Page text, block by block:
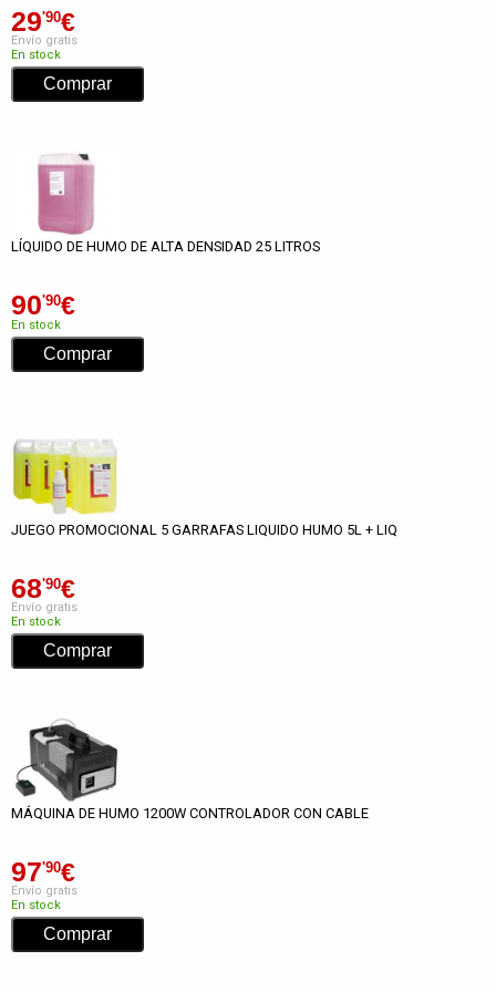
29'90€
Envío gratis
En stock
LÍQUIDO DE HUMO DE ALTA DENSIDAD 25 LITROS
90'90€
En stock
JUEGO PROMOCIONAL 5 GARRAFAS LIQUIDO HUMO 5L + LIQ
68'90€
Envío gratis
En stock
MÁQUINA DE HUMO 1200W CONTROLADOR CON CABLE
97'90€
Envío gratis
En stock